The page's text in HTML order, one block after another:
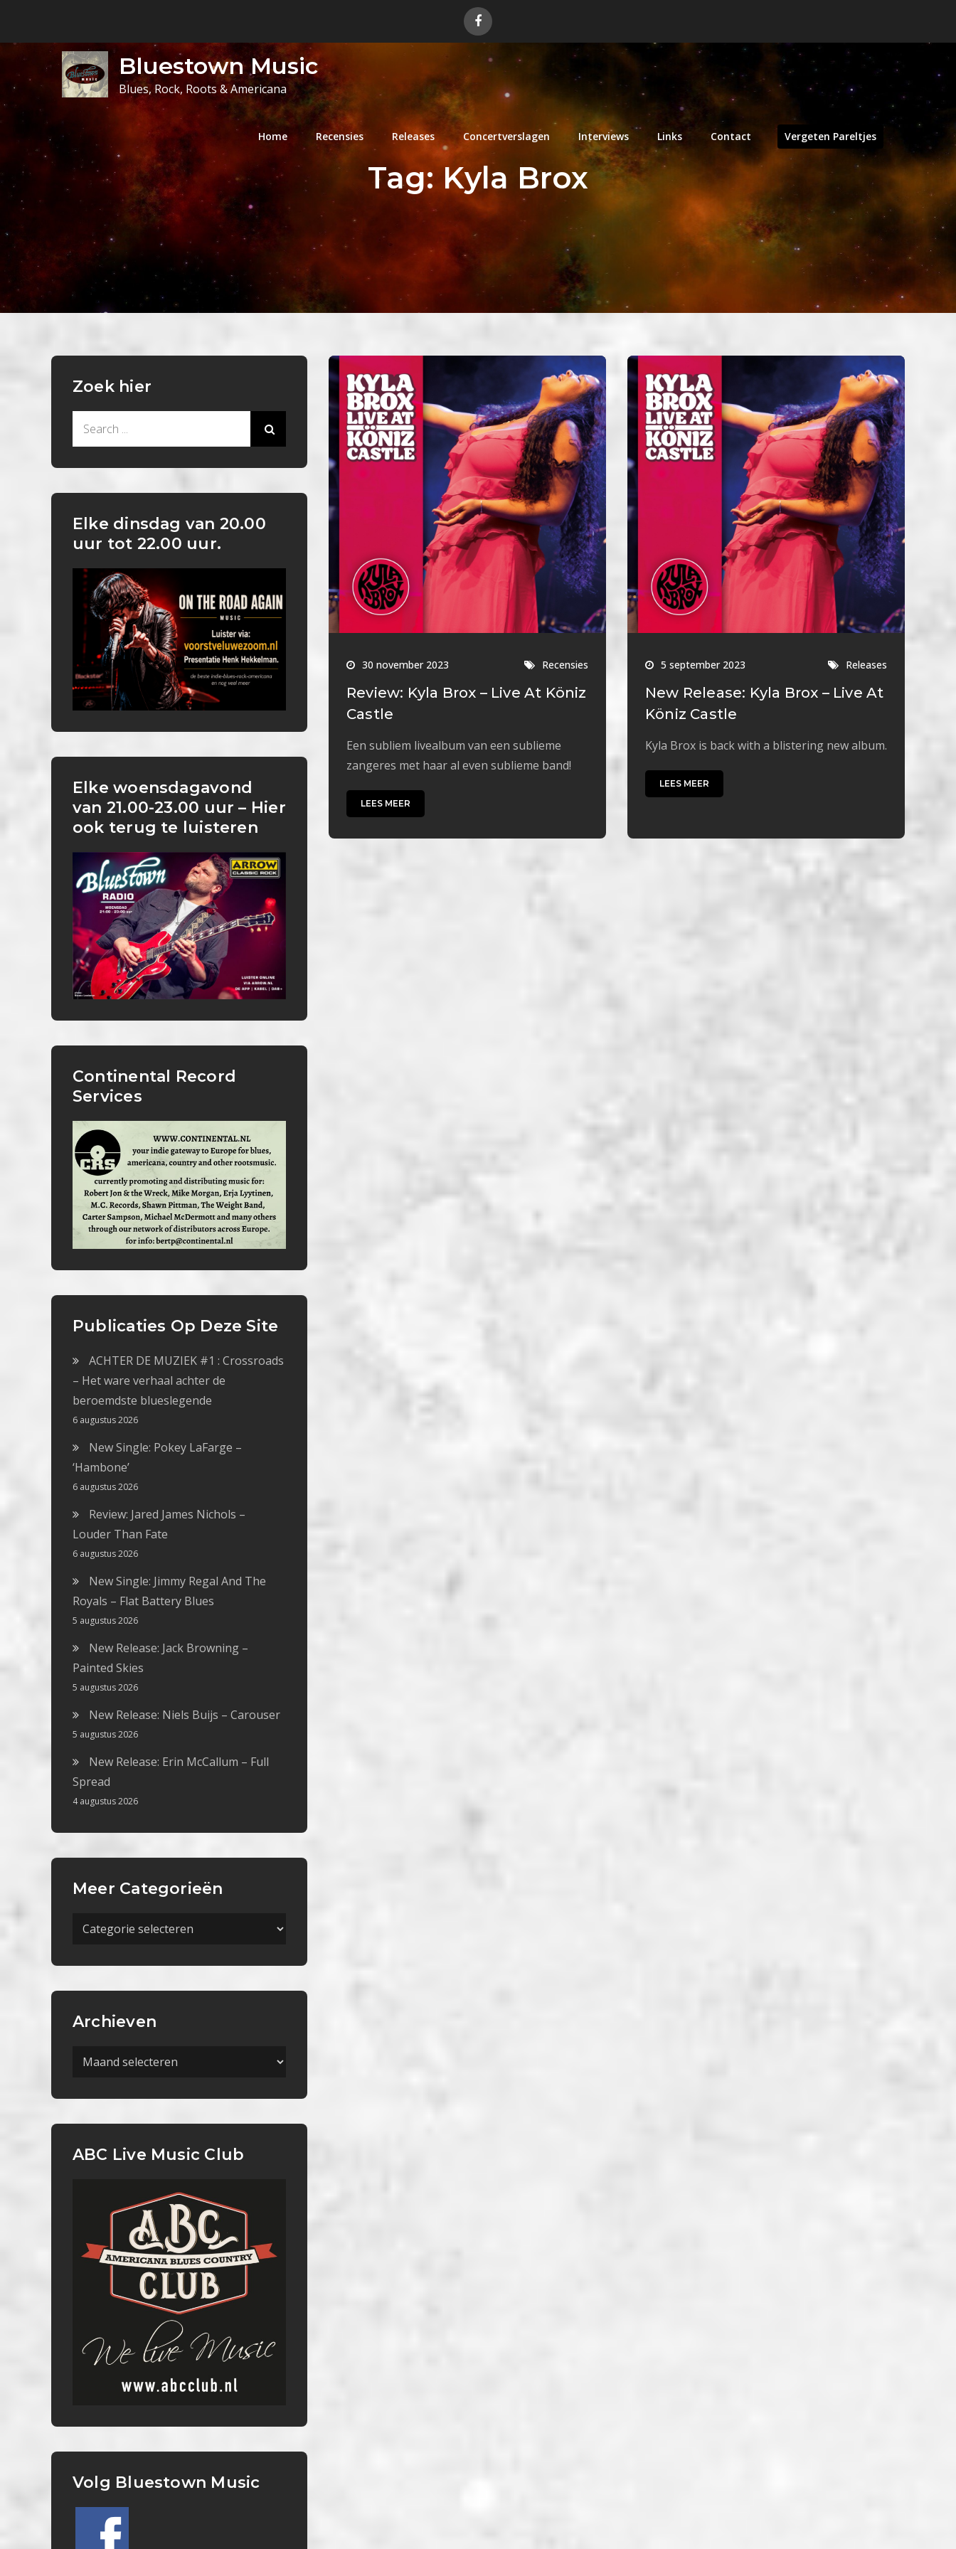
content
Bluestown Music
Blues, Rock, Roots & Americana
Home Recensies Releases Concertverslagen Interviews Links Contact Vergeten Pareltjes
Tag:Kyla Brox
30 november 2023 Recensies
Review: Kyla Brox – Live At Köniz
Castle
Een subliem livealbum van een sublieme
zangeres met haar al even sublieme band!
LEES MEER
5 september 2023 Releases
New Release: Kyla Brox – Live At
Köniz Castle
Kyla Brox is back with a blistering new album.
LEES MEER
Zoek hier
Elke dinsdag van 20.00
uur tot 22.00 uur.
Elke woensdagavond
van 21.00-23.00 uur – Hier
ook terug te luisteren
Continental Record
Services
Publicaties Op Deze Site
ACHTER DE MUZIEK #1 : Crossroads
– Het ware verhaal achter de
beroemdste blueslegende
6 augustus 2026
New Single: Pokey LaFarge –
‘Hambone’
6 augustus 2026
Review: Jared James Nichols –
Louder Than Fate
6 augustus 2026
New Single: Jimmy Regal And The
Royals – Flat Battery Blues
5 augustus 2026
New Release: Jack Browning –
Painted Skies
5 augustus 2026
New Release: Niels Buijs – Carouser
5 augustus 2026
New Release: Erin McCallum – Full
Spread
4 augustus 2026
Meer Categorieën
Meer
Archieven
Archieven
ABC Live Music Club
Volg Bluestown Music